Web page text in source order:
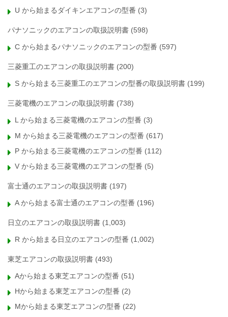
U から始まるダイキンエアコンの型番 (3)
パナソニックのエアコンの取扱説明書 (598)
C から始まるパナソニックのエアコンの型番 (597)
三菱重工のエアコンの取扱説明書 (200)
S から始まる三菱重工のエアコンの型番の取扱説明書 (199)
三菱電機のエアコンの取扱説明書 (738)
L から始まる三菱電機のエアコンの型番 (3)
M から始まる三菱電機のエアコンの型番 (617)
P から始まる三菱電機のエアコンの型番 (112)
V から始まる三菱電機のエアコンの型番 (5)
富士通のエアコンの取扱説明書 (197)
A から始まる富士通のエアコンの型番 (196)
日立のエアコンの取扱説明書 (1,003)
R から始まる日立のエアコンの型番 (1,002)
東芝エアコンの取扱説明書 (493)
Aから始まる東芝エアコンの型番 (51)
Hから始まる東芝エアコンの型番 (2)
Mから始まる東芝エアコンの型番 (22)